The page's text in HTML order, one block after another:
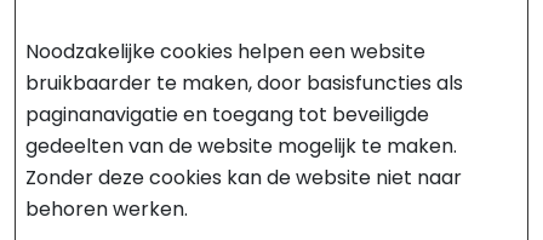
Noodzakelijke cookies helpen een website
bruikbaarder te maken, door basisfuncties als
paginanavigatie en toegang tot beveiligde
gedeelten van de website mogelijk te maken.
Zonder deze cookies kan de website niet naar
behoren werken.